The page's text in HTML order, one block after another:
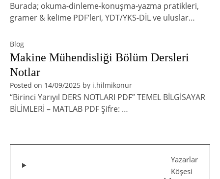
Burada; okuma-dinleme-konuşma-yazma pratikleri,
gramer & kelime PDF’leri, YDT/YKS-DİL ve uluslar…
Blog
Makine Mühendisliği Bölüm Dersleri
Notlar
Posted on 14/09/2025 by i.hilmikonur
“Birinci Yarıyıl DERS NOTLARI PDF” TEMEL BİLGİSAYAR
BİLİMLERİ – MATLAB PDF Şifre: …
Yazarlar
Köşesi